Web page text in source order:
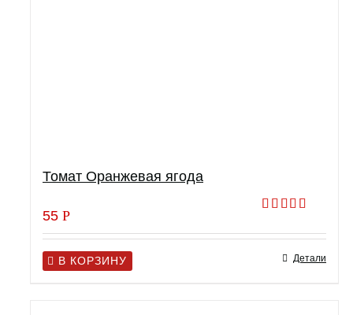
Томат Оранжевая ягода
5.00из 5
55 Р
В КОРЗИНУ Детали